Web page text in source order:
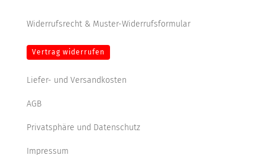
Widerrufsrecht & Muster-Widerrufsformular
Vertrag widerrufen
Liefer- und Versandkosten
AGB
Privatsphäre und Datenschutz
Impressum